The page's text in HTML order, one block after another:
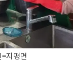
지평면